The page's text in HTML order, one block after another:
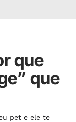
que
que
pet e ele te